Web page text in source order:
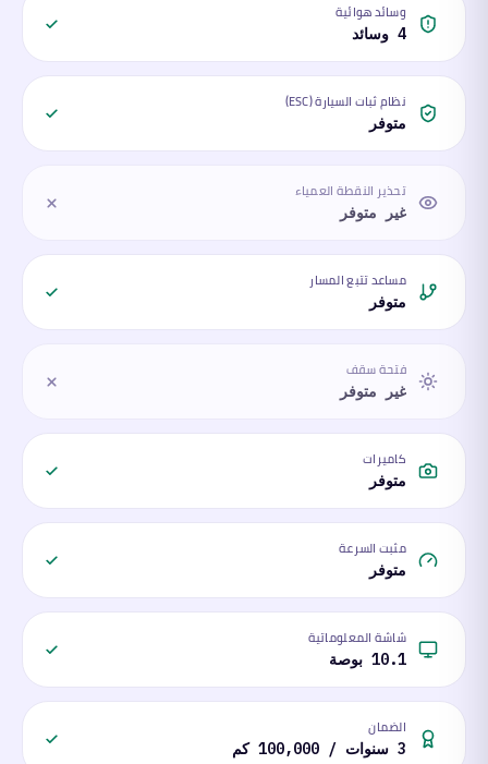
وسائد هوائية
4 وسائد
نظام ثبات السيارة (ESC)
متوفر
تحذير النقطة العمياء
غير متوفر
مساعد تتبع المسار
متوفر
فتحة سقف
غير متوفر
كاميرات
متوفر
مثبت السرعة
متوفر
شاشة المعلوماتية
10.1 بوصة
الضمان
3 سنوات / 100,000 كم